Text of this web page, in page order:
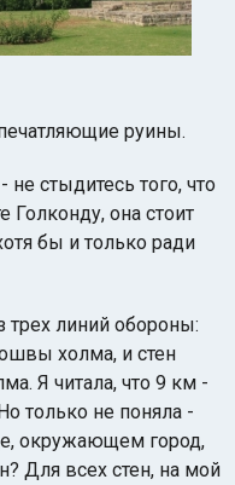
руины.
стыдитесь того, что
Голконду, она стоит
бы и только ради
трех линий обороны:
холма, и стен
Я читала, что 9 км -
только не поняла -
окружающем город,
Для всех стен, на мой